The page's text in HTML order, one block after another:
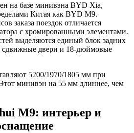
на базе минивэна BYD Xia,
Китая как BYD M9.
заказа поездок отличается
с хромированными элементами.
выделяются единый блок задних
сдвижные двери и 18-дюймовые
5200/1970/1805 мм при
минивэн на 55 мм длиннее, чем
M9: интерьер и